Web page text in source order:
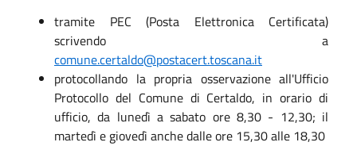
tramite PEC (Posta Elettronica Certificata)
scrivendo a
comune.certaldo@postacert.toscana.it
protocollando la propria osservazione all'Ufficio
Protocollo del Comune di Certaldo, in orario di
ufficio, da lunedì a sabato ore 8,30 - 12,30; il
martedì e giovedì anche dalle ore 15,30 alle 18,30